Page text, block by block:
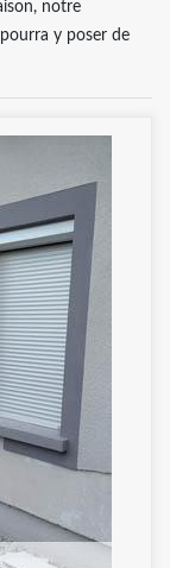
notre
y poser de